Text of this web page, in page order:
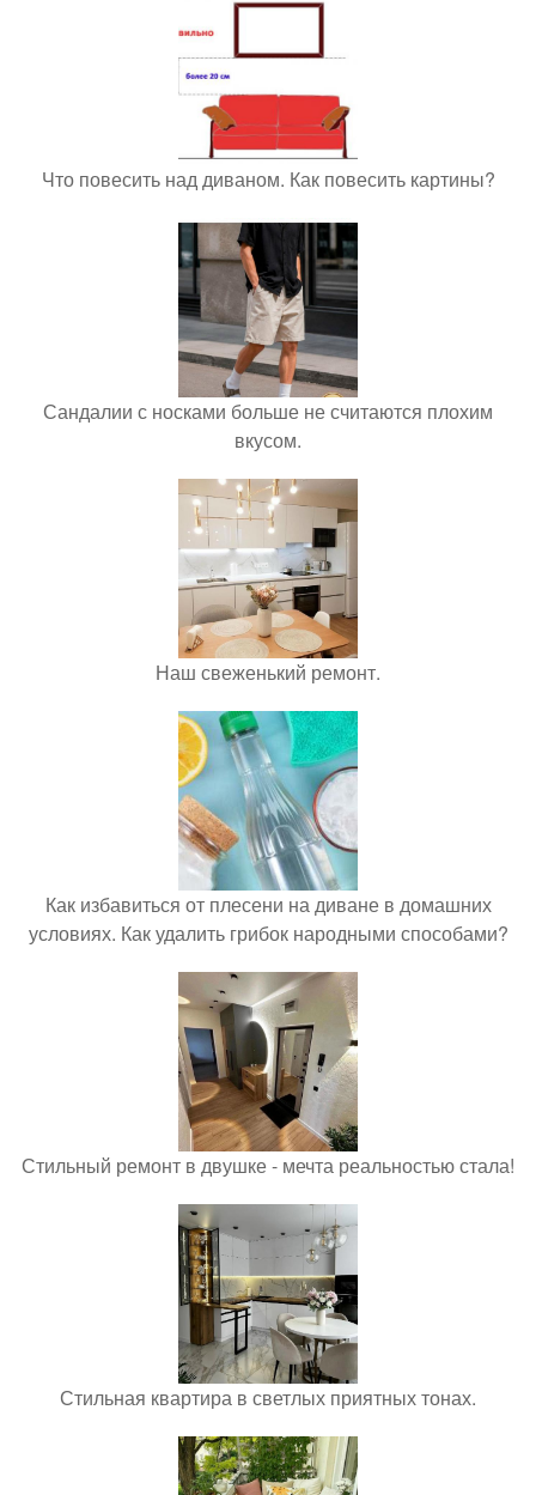
Что повесить над диваном. Как повесить картины?
Сандалии с носками больше не считаются плохим
вкусом.
Наш свеженький ремонт.
Как избавиться от плесени на диване в домашних
условиях. Как удалить грибок народными способами?
Стильный ремонт в двушке - мечта реальностью стала!
Стильная квартира в светлых приятных тонах.